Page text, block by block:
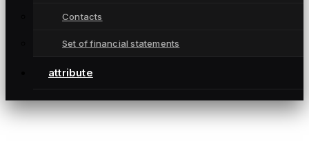
Contacts
Set of financial statements
attribute